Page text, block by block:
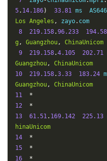
5. 14.186) 33.81 ms
Los Angeles , zayo. com
8
219.158.96.233 194.58
g , Guangzhou,
ChinaUnicom
9
219.158.4.105 202.71
Guangzhou,
ChinaUnicom
10
219.158.3.33 183.24
Guangzhou,
ChinaUnicom
11
*
12
*
13
61.51. 169.142 225.13
hinaUnicom
14
*
15
*
16
*